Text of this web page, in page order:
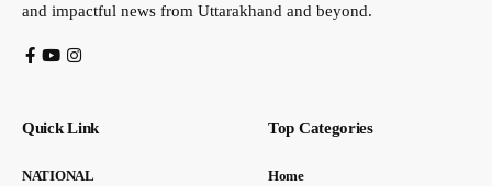
and impactful news from Uttarakhand and beyond.
Quick Link
NATIONAL
Top Categories
Home